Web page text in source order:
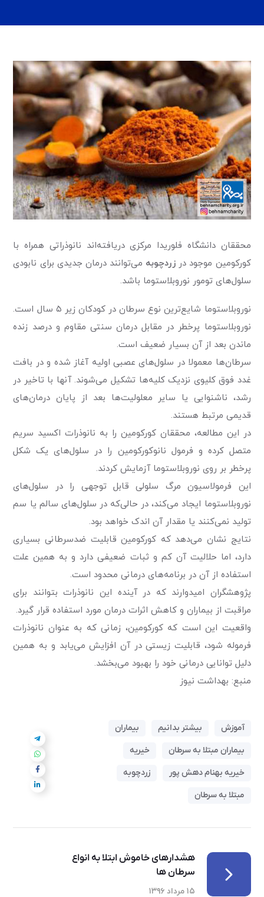
محققان دانشگاه فلوریدا مرکزی دریافته‌اند نانوذراتی همراه با
کورکومین موجود در زردچوبه می‌توانند درمان جدیدی برای نابودی
سلول‌های تومور نوروبلاستوما باشد.
نوروبلاستوما شایع‌ترین نوع سرطان در کودکان زیر ۵ سال است.
نوروبلاستوما پرخطر در مقابل درمان سنتی مقاوم و درصد زنده
ماندن بعد از آن بسیار ضعیف است.
سرطان‌ها معمولا در سلول‌های عصبی اولیه آغاز شده و در بافت
غدد فوق کلیوی نزدیک کلیه‌ها تشکیل می‌شوند. آنها با تاخیر در
رشد، ناشنوایی یا سایر معلولیت‌ها بعد از پایان درمان‌های
قدیمی مرتبط هستند.
در این مطالعه، محققان کورکومین را به نانوذرات اکسید سریم
متصل کرده و فرمول نانوکورکومین را در سلول‌های یک شکل
پرخطر بر روی نوروبلاستوما آزمایش کردند.
این فرمولاسیون مرگ سلولی قابل توجهی را در سلول‌های
نوروبلاستوما ایجاد می‌کند، در حالی‌که در سلول‌های سالم یا سم
تولید نمی‌کنند یا مقدار آن اندک خواهد بود.
نتایج نشان می‌دهد که کورکومین قابلیت ضدسرطانی بسیاری
دارد، اما حلالیت آن کم و ثبات ضعیفی دارد و به همین علت
استفاده از آن در برنامه‌های درمانی محدود است.
پژوهشگران امیدوارند که در آینده این نانوذرات بتوانند برای
مراقبت از بیماران و کاهش اثرات درمان مورد استفاده قرار گیرد.
واقعیت این است که کورکومین، زمانی که به عنوان نانوذرات
فرموله شود، قابلیت زیستی در آن افزایش می‌یابد و به همین
دلیل توانایی درمانی خود را بهبود می‌بخشد.
منبع: بهداشت نیوز
آموزش بیشتر بدانیم
بیماران
بیماران مبتلا به سرطان
خیریه
خیریه بهنام دهش پور
زردچوبه
مبتلا به سرطان
هشدارهای خاموش ابتلا به انواع
سرطان ها
۱۵ مرداد ۱۳۹۶